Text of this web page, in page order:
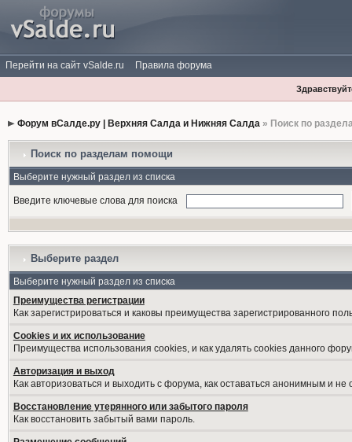
Перейти на сайт vSalde.ru Правила форума
Форум вСалде.ру | Верхняя Салда и Нижняя Салда» Поиск по
Поиск по разделам помощи
Выберите нужный раздел из списка
Введите ключевые слова для поиска
Выберите раздел
Выберите нужный раздел из списка
Преимущества регистрации
Как зарегистрироваться и каковы преимущества зарегистрированного
Cookies и их использование
Преимущества использования cookies, и как удалять cookies данного
Авторизация и выход
Как авторизоваться и выходить с форума, как оставаться анонимным и
Восстановление утерянного или забытого пароля
Как восстановить забытый вами пароль.